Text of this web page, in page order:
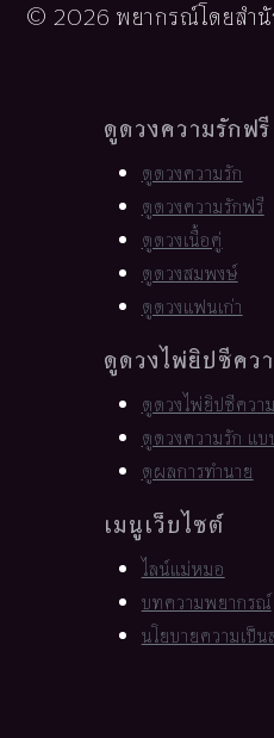
© 2026 พยากรณ์โดยสำนั
ดูดวงความรักฟรี
ดูดวงความรัก
ดูดวงความรักฟรี
ดูดวงเนื้อคู่
ดูดวงสมพงษ์
ดูดวงแฟนเก่า
ดูดวงไพ่ยิปซีคว
ดูดวงไพ่ยิปซีควา
ดูดวงความรัก แบ
ดูผลการทำนาย
เมนูเว็บไซต์
ไลน์แม่หมอ
บทความพยากรณ์
นโยบายความเป็